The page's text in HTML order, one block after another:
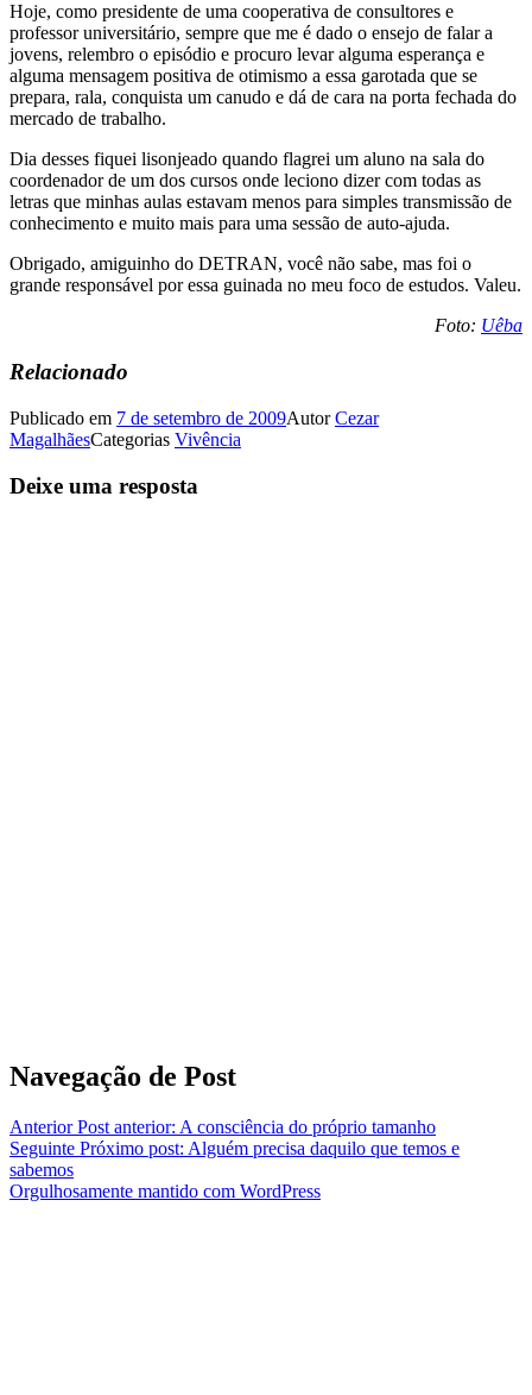
Hoje, como presidente de uma cooperativa de consultores e
professor universitário, sempre que me é dado o ensejo de falar a
jovens, relembro o episódio e procuro levar alguma esperança e
alguma mensagem positiva de otimismo a essa garotada que se
prepara, rala, conquista um canudo e dá de cara na porta fechada do
mercado de trabalho.
Dia desses fiquei lisonjeado quando flagrei um aluno na sala do
coordenador de um dos cursos onde leciono dizer com todas as
letras que minhas aulas estavam menos para simples transmissão de
conhecimento e muito mais para uma sessão de auto-ajuda.
Obrigado, amiguinho do DETRAN, você não sabe, mas foi o
grande responsável por essa guinada no meu foco de estudos. Valeu.
Foto: Uêba
Relacionado
Publicado em 7 de setembro de 2009AutorCezar
MagalhãesCategorias Vivência
Deixe uma resposta
Navegação de Post
Anterior Post anterior: A consciência do próprio tamanho
Seguinte Próximo post: Alguém precisa daquilo que temos e
sabemos
Orgulhosamente mantido com WordPress